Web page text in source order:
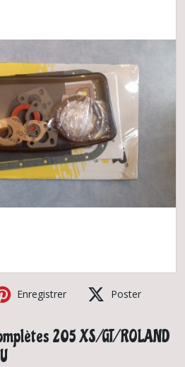
Enregistrer Poster
205 XS/GT/ROLAND